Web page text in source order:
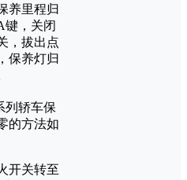
养里程归
键，关闭
，拔出点
保养灯归
列轿车保
的方法如
开关转至